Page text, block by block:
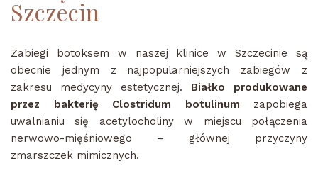
Szczecin
Zabiegi botoksem w naszej klinice w Szczecinie są
obecnie jednym z najpopularniejszych zabiegów z
zakresu medycyny estetycznej. Białko produkowane
przez bakterię Clostridum botulinum zapobiega
uwalnianiu się acetylocholiny w miejscu połączenia
nerwowo-mięśniowego – głównej przyczyny
zmarszczek mimicznych.